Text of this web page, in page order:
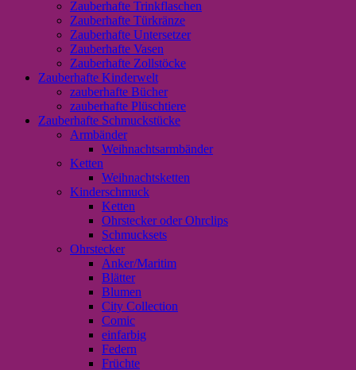
Zauberhafte Trinkflaschen
Zauberhafte Türkränze
Zauberhafte Untersetzer
Zauberhafte Vasen
Zauberhafte Zollstöcke
Zauberhafte Kinderwelt
zauberhafte Bücher
zauberhafte Plüschtiere
Zauberhafte Schmuckstücke
Armbänder
Weihnachtsarmbänder
Ketten
Weihnachtsketten
Kinderschmuck
Ketten
Ohrstecker oder Ohrclips
Schmucksets
Ohrstecker
Anker/Maritim
Blätter
Blumen
City Collection
Comic
einfarbig
Federn
Früchte